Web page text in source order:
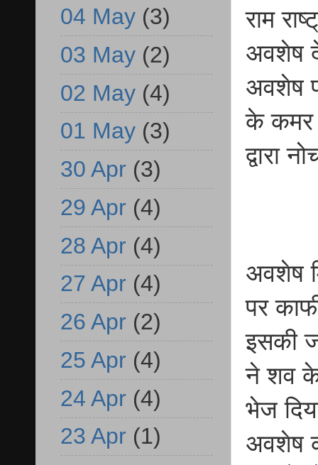
राम
अवशेष
अवशेष
के कमर
द्वारा
अवशेष
पर
इसकी
ने शव के
भेज
अवशेष
04 May (3)
03 May (2)
02 May (4)
01 May (3)
30 Apr (3)
29 Apr (4)
28 Apr (4)
27 Apr (4)
26 Apr (2)
25 Apr (4)
24 Apr (4)
23 Apr (1)